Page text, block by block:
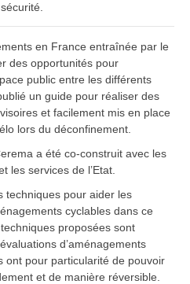
en France entraînée par le
des opportunités pour
public entre les différents
un guide pour réaliser des
et facilement mis en place
lors du déconfinement.
a été co-construit avec les
les services de l’Etat.
techniques pour aider les
cyclables dans ce
proposées sont
d’aménagements
ont pour particularité de pouvoir
et de manière réversible.